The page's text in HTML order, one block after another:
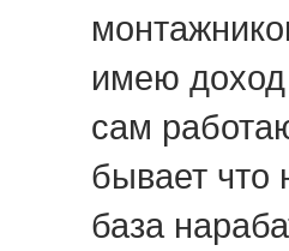
имею доход
сам
бывает что
база